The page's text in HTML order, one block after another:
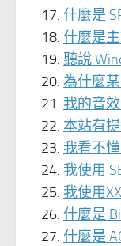
什麼是
什麼是
聽說
為什麼
我的音
本站有
我看不
我使用
我使用
什麼是
什麼是